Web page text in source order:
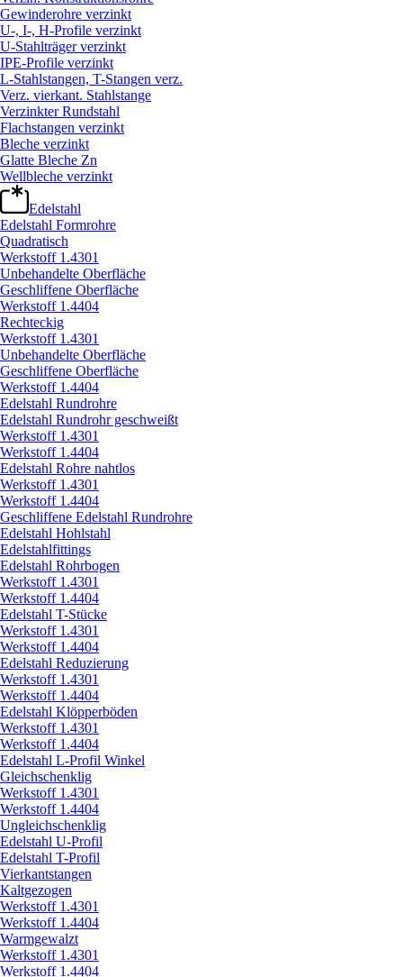
Gewinderohre verzinkt
U-, I-, H-Profile verzinkt
U-Stahlträger verzinkt
IPE-Profile verzinkt
L-Stahlstangen, T-Stangen verz.
Verz. vierkant. Stahlstange
Verzinkter Rundstahl
Flachstangen verzinkt
Bleche verzinkt
Glatte Bleche Zn
Wellbleche verzinkt
Edelstahl
Edelstahl Formrohre
Quadratisch
Werkstoff 1.4301
Unbehandelte Oberfläche
Geschliffene Oberfläche
Werkstoff 1.4404
Rechteckig
Werkstoff 1.4301
Unbehandelte Oberfläche
Geschliffene Oberfläche
Werkstoff 1.4404
Edelstahl Rundrohre
Edelstahl Rundrohr geschweißt
Werkstoff 1.4301
Werkstoff 1.4404
Edelstahl Rohre nahtlos
Werkstoff 1.4301
Werkstoff 1.4404
Geschliffene Edelstahl Rundrohre
Edelstahl Hohlstahl
Edelstahlfittings
Edelstahl Rohrbogen
Werkstoff 1.4301
Werkstoff 1.4404
Edelstahl T-Stücke
Werkstoff 1.4301
Werkstoff 1.4404
Edelstahl Reduzierung
Werkstoff 1.4301
Werkstoff 1.4404
Edelstahl Klöpperböden
Werkstoff 1.4301
Werkstoff 1.4404
Edelstahl L-Profil Winkel
Gleichschenklig
Werkstoff 1.4301
Werkstoff 1.4404
Ungleichschenklig
Edelstahl U-Profil
Edelstahl T-Profil
Vierkantstangen
Kaltgezogen
Werkstoff 1.4301
Werkstoff 1.4404
Warmgewalzt
Werkstoff 1.4301
Werkstoff 1.4404